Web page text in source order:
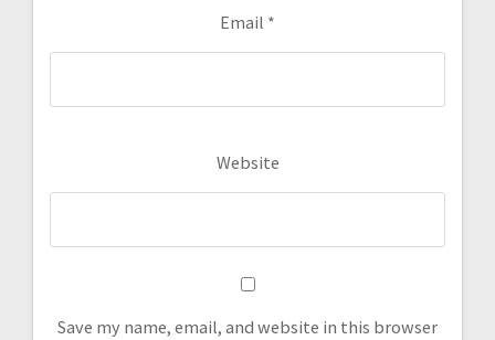
Email *
Website
Save my name, email, and website in this browser